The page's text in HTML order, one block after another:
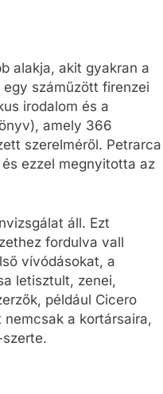
alakja, akit gyakran a
száműzött firenzei
irodalom és a
amely 366
szerelméről. Petrarca
ezzel megnyitotta az
áll. Ezt
fordulva vall
vívódásokat, a
letisztult, zenei,
például Cicero
a kortársaira,